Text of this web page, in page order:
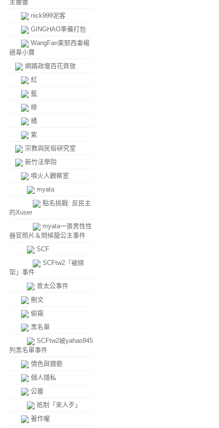
主蕾蕾
nick999泥客
GINGHAO準備打包
WangFan東邪西毒楊
過韋小寶
網路政壇百花齊放
紅
藍
綠
橘
紫
宗教與民俗研究室
新竹法學院
噴火人觀察室
myata
點名挑戰: 反民主
的Xuser
myata一張男性性
器官照片＆問候龍公主事件
SCF
SCFtw2「被綁
架」事件
曾太公事件
刪文
偷窺
黑名單
SCFtw2被yahao945
列黑名單事件
情色與猥褻
個人隱私
公審
抵制「來人歹」
著作權